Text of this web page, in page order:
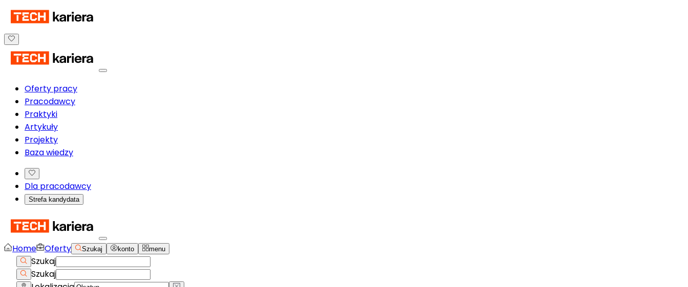
Oferty pracy
Pracodawcy
Praktyki
Artykuły
Projekty
Baza wiedzy
Dla pracodawcy
Strefa kandydata
Home Oferty Szukaj konto menu
Szukaj
Szukaj